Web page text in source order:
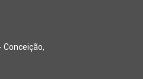
Conceição,